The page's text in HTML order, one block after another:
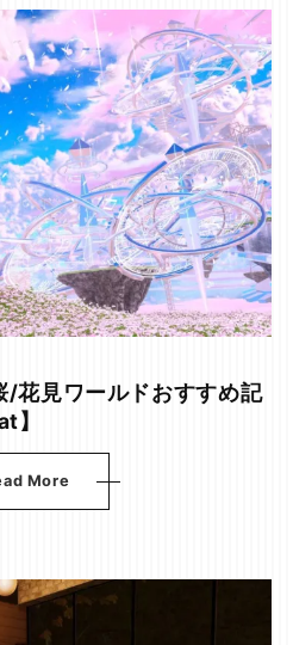
/花見ワールドおすすめ記
】
More